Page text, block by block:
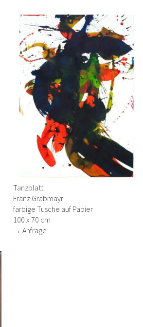
Tanzblatt
Franz Grabmayr
farbige Tusche auf Papier
100 x 70 cm
→ Anfrage